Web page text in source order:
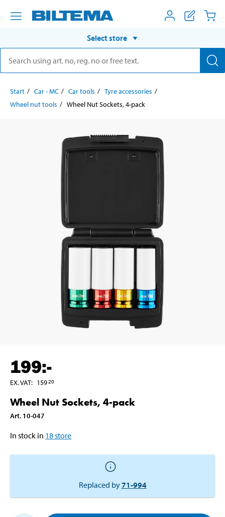
Select store
Start Car - MC Car tools
Tyre accessories
Wheel nut tools
Wheel Nut Sockets, 4-pack
199:-
EX. VAT: 15920
Wheel Nut Sockets, 4-pack
Art. 10-047
In stock in 18store
Replaced by71-994